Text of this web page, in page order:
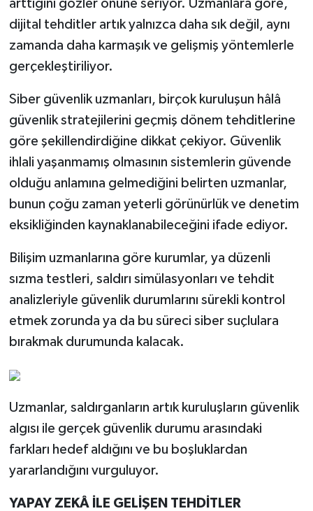
arttığını gözler önüne seriyor. Uzmanlara göre,
dijital tehditler artık yalnızca daha sık değil, aynı
zamanda daha karmaşık ve gelişmiş yöntemlerle
gerçekleştiriliyor.
Siber güvenlik uzmanları, birçok kuruluşun hâlâ
güvenlik stratejilerini geçmiş dönem tehditlerine
göre şekillendirdiğine dikkat çekiyor. Güvenlik
ihlali yaşanmamış olmasının sistemlerin güvende
olduğu anlamına gelmediğini belirten uzmanlar,
bunun çoğu zaman yeterli görünürlük ve denetim
eksikliğinden kaynaklanabileceğini ifade ediyor.
Bilişim uzmanlarına göre kurumlar, ya düzenli
sızma testleri, saldırı simülasyonları ve tehdit
analizleriyle güvenlik durumlarını sürekli kontrol
etmek zorunda ya da bu süreci siber suçlulara
bırakmak durumunda kalacak.
Uzmanlar, saldırganların artık kuruluşların güvenlik
algısı ile gerçek güvenlik durumu arasındaki
farkları hedef aldığını ve bu boşluklardan
yararlandığını vurguluyor.
YAPAY ZEKÂ İLE GELİŞEN TEHDİTLER